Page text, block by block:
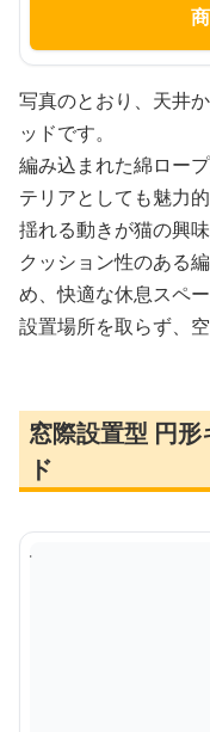
写真のとおり、天井
ッドです。
編み込まれた綿ロー
テリアとしても魅力的
揺れる動きが猫の興
クッション性のある
め、快適な休息スペ
設置場所を取らず、
窓際設置型 円
ド